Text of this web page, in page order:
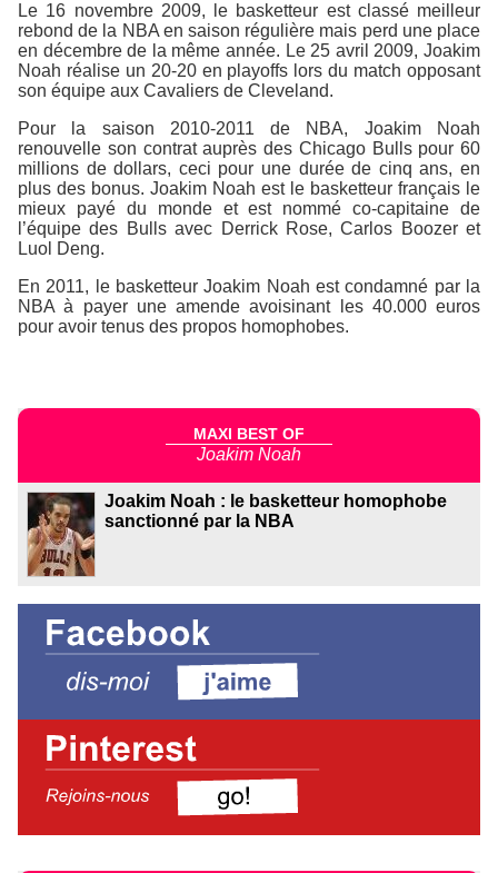
Le 16 novembre 2009, le basketteur est classé meilleur
rebond de la NBA en saison régulière mais perd une place
en décembre de la même année. Le 25 avril 2009, Joakim
Noah réalise un 20-20 en playoffs lors du match opposant
son équipe aux Cavaliers de Cleveland.
Pour la saison 2010-2011 de NBA, Joakim Noah
renouvelle son contrat auprès des Chicago Bulls pour 60
millions de dollars, ceci pour une durée de cinq ans, en
plus des bonus. Joakim Noah est le basketteur français le
mieux payé du monde et est nommé co-capitaine de
l’équipe des Bulls avec Derrick Rose, Carlos Boozer et
Luol Deng.
En 2011, le basketteur Joakim Noah est condamné par la
NBA à payer une amende avoisinant les 40.000 euros
pour avoir tenus des propos homophobes.
MAXI BEST OF
Joakim Noah
Joakim Noah : le basketteur homophobe
sanctionné par la NBA